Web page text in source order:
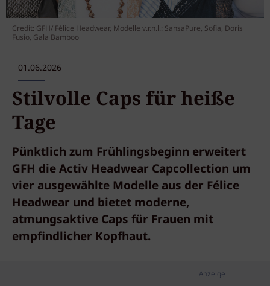
Credit: GFH/ Félice Headwear, Modelle v.r.n.l.: SansaPure, Sofia, Doris
Fusio, Gala Bamboo
01.06.2026
Stilvolle Caps für heiße
Tage
Pünktlich zum Frühlingsbeginn erweitert
GFH die Activ Headwear Capcollection um
vier ausgewählte Modelle aus der Félice
Headwear und bietet moderne,
atmungsaktive Caps für Frauen mit
empfindlicher Kopfhaut.
Anzeige